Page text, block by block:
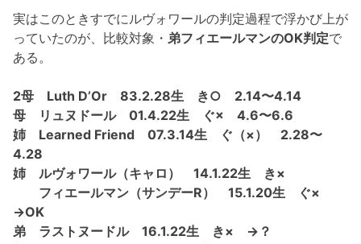
実はこのときすでにルヴォワールの判定過程で浮かび上が
っていたのが、比較対象・ 弟フィエールマンのOK判定で
ある。
2母 Luth D’Or 83.2.28生 き○ 2.14〜4.14
母 リュヌドール 01.4.22生 ぐ× 4.6〜6.6
姉 Learned Friend 07.3.14生 ぐ（×） 2.28〜
4.28
姉 ルヴォワール（キャロ） 14.1.22生 き×
フィエールマン（サンデーR） 15.1.20生 ぐ×
→OK
弟 ラストヌードル 16.1.22生 き× →？